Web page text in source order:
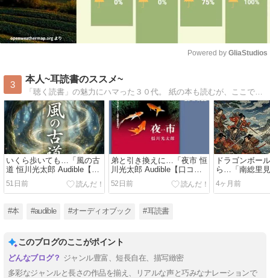
Powered by GliaStudios
3
本人~耳読書のススメ~
「聴く読書」の魅力にハマった３０代。 紙の本も読むが、ここでは“オーディオブックでも聴ける本”を中心にレビュー。
いくら歩いても…「風の古
道 恒川光太郎 Audible【口
コミレビュー・感想・評
価】
51日前
弟と引き換えに…「夜市 恒
川光太郎 Audible【口コミ
レビュー・感想・評価】
52日前
ドラゴンボー
ら…「南総里
Audible【口コ
感想・評価】
4ヶ月前
#本 #audible #オーディオブック #耳読書
このブログのここがポイント
ジャンル豊富、短長自在、描写緻密
多彩なジャンルと長さの作品を揃え、リアルな声と巧みなナレーションで